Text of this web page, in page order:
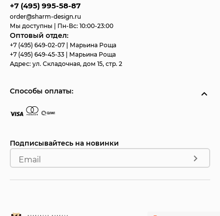
+7 (495) 995-58-87
order@sharm-design.ru
Мы доступны | Пн-Вс: 10:00-23:00
Оптовый отдел:
+7 (495) 649-02-07 | Марьина Роща
+7 (495) 649-45-33 | Марьина Роща
Адрес: ул. Складочная, дом 15, стр. 2
Способы оплаты:
Подписывайтесь на новинки
Email